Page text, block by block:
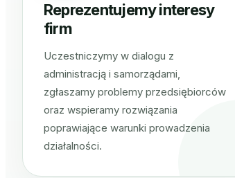
Reprezentujemy interesy
firm
Uczestniczymy w dialogu z
administracją i samorządami,
zgłaszamy problemy przedsiębiorców
oraz wspieramy rozwiązania
poprawiające warunki prowadzenia
działalności.